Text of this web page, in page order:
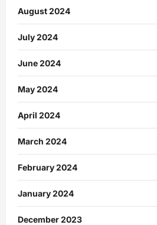
August 2024
July 2024
June 2024
May 2024
April 2024
March 2024
February 2024
January 2024
December 2023